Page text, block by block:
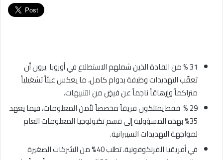
31 % من القادة الذين شملهم الاستطلاع في أوروبا يرون أن
تعقّب التهديدات وظيفة بدوام كامل، ما يعكس عبئاً تشغيلياً
متراكماً وإرهاقاً ناجماً عن فيضٍ من التنبيهات.
29 % فقط يمتلكون فريقاً مخصصاً لأمن المعلومات، فيما يعهد
35% بهذه المسؤولية إلى قسم تكنولوجيا المعلومات العام
لمواجهة التهديدات السيبرانية.
في أفريقيا الفرنكوفونية، تطلب 40% من الشركات الصغيرة